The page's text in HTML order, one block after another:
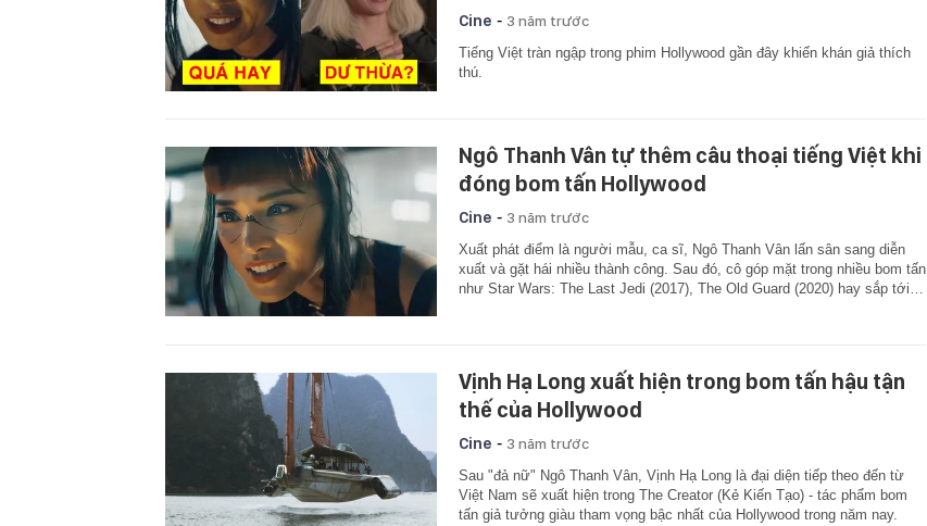
Cine - 3 năm trước
Tiếng Việt tràn ngập trong phim Hollywood gần đây khiến khán giả thích
thú.
Ngô Thanh Vân tự thêm câu thoại tiếng Việt khi
đóng bom tấn Hollywood
Cine - 3 năm trước
Xuất phát điểm là người mẫu, ca sĩ, Ngô Thanh Vân lấn sân sang diễn
xuất và gặt hái nhiều thành công. Sau đó, cô góp mặt trong nhiều bom tấn
như Star Wars: The Last Jedi (2017), The Old Guard (2020) hay sắp tới…
Vịnh Hạ Long xuất hiện trong bom tấn hậu tận
thế của Hollywood
Cine - 3 năm trước
Sau "đả nữ" Ngô Thanh Vân, Vịnh Hạ Long là đại diện tiếp theo đến từ
Việt Nam sẽ xuất hiện trong The Creator (Kẻ Kiến Tạo) - tác phẩm bom
tấn giả tưởng giàu tham vọng bậc nhất của Hollywood trong năm nay.